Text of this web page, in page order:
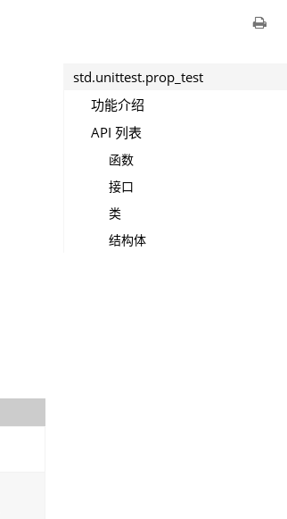
std.unittest.prop_test
功能介绍
API 列表
函数
接口
类
结构体